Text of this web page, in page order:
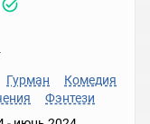
Гурман
Комедия
Фэнтези